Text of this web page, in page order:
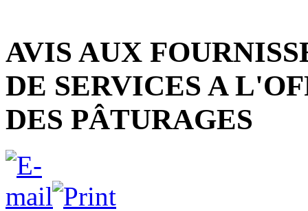
AVIS AUX
DE SERVICES A
DES PÂTURAGES